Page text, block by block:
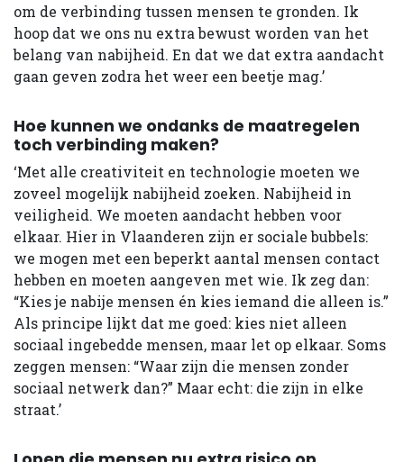
om de verbinding tussen mensen te gronden. Ik
hoop dat we ons nu extra bewust worden van het
belang van nabijheid. En dat we dat extra aandacht
gaan geven zodra het weer een beetje mag.’
Hoe kunnen we ondanks de maatregelen
toch verbinding maken?
‘Met alle creativiteit en technologie moeten we
zoveel mogelijk nabijheid zoeken. Nabijheid in
veiligheid. We moeten aandacht hebben voor
elkaar. Hier in Vlaanderen zijn er sociale bubbels:
we mogen met een beperkt aantal mensen contact
hebben en moeten aangeven met wie. Ik zeg dan:
“Kies je nabije mensen én kies iemand die alleen is.”
Als principe lijkt dat me goed: kies niet alleen
sociaal ingebedde mensen, maar let op elkaar. Soms
zeggen mensen: “Waar zijn die mensen zonder
sociaal netwerk dan?” Maar echt: die zijn in elke
straat.’